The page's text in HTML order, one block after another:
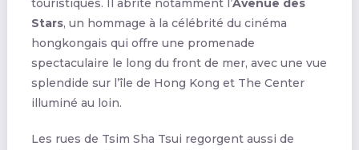
touristiques. Il abrite notamment l’Avenue des
Stars, un hommage à la célébrité du cinéma
hongkongais qui offre une promenade
spectaculaire le long du front de mer, avec une vue
splendide sur l’île de Hong Kong et The Center
illuminé au loin.
Les rues de Tsim Sha Tsui regorgent aussi de